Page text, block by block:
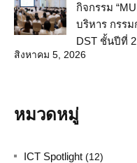
กิจกรรม
บริหาร กรร
DST ชั้นปีที่
สิงหาคม 5, 2026
หมวดหมู่
ICT Spotlight (12)